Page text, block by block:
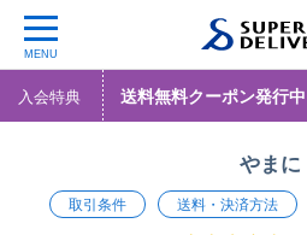
MENU
入会特典 送料無料クーポン発行中
やまに
取引条件 送料・決済方法